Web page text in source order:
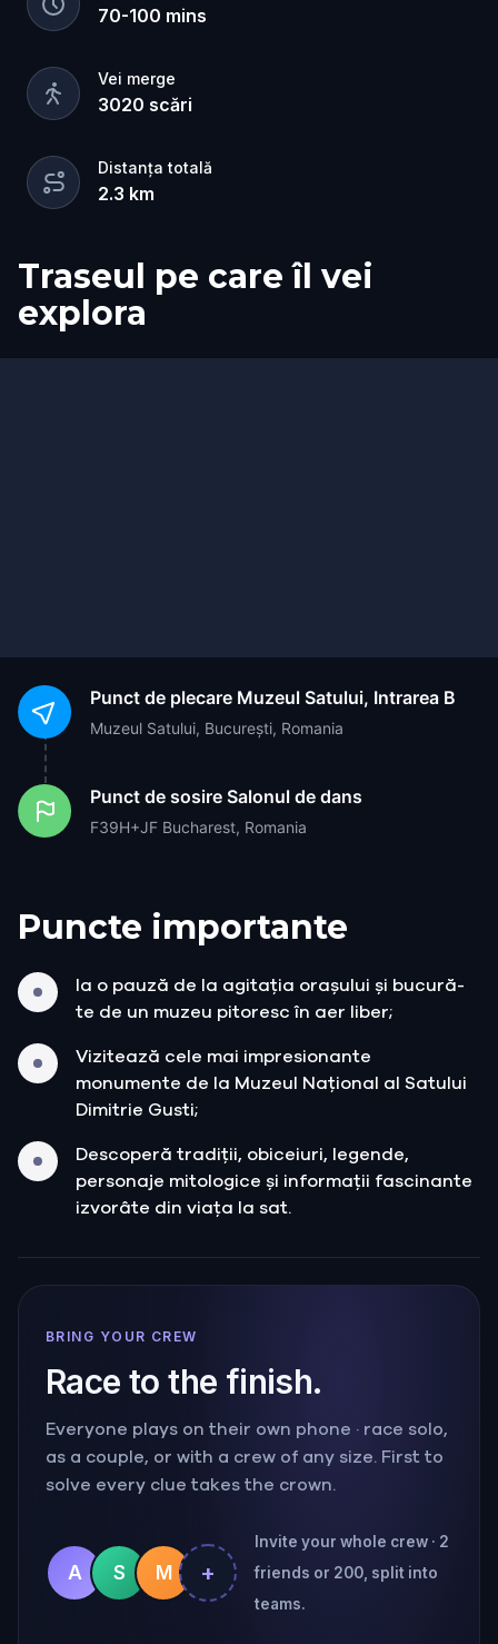
70-100 mins
Vei merge
3020 scări
Distanța totală
2.3 km
Traseul pe care îl vei
explora
Start
Sosire
Punct de plecare Muzeul Satului, Intrarea B
Muzeul Satului, București, Romania
Punct de sosire Salonul de dans
F39H+JF Bucharest, Romania
Puncte importante
Ia o pauză de la agitația orașului și bucură-
te de un muzeu pitoresc în aer liber;
Vizitează cele mai impresionante
monumente de la Muzeul Național al Satului
Dimitrie Gusti;
Descoperă tradiții, obiceiuri, legende,
personaje mitologice și informații fascinante
izvorâte din viața la sat.
BRING YOUR CREW
Race to the finish.
Everyone plays on their own phone · race solo,
as a couple, or with a crew of any size. First to
solve every clue takes the crown.
A S M +
Invite your whole crew · 2
friends or 200, split into
teams.